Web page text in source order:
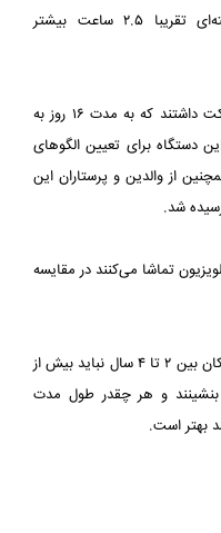
می‌نشینند، ۲۲ دقیقه بیشتر است یا هفته‌ای تقریبا ۲.۵ ساعت بیشتر
در این مطالعه ۴۷۰ کودک پیش دبستانی شرکت داشتند که به مدت ۱۶ روز به
دستگاه برای تعیین الگوهای
از والدین و پرستاران این
شد.
تماشا می‌کنند در مقایسه
بر اساس گزارش سازمان بهداشت جهانی، کودکان بین ۲ تا ۴ سال نباید بیش از
و هر چقدر طول مدت
بهتر است.